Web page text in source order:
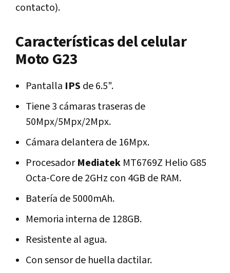
contacto).
Características del celular
Moto G23
Pantalla IPS de 6.5".
Tiene 3 cámaras traseras de
50Mpx/5Mpx/2Mpx.
Cámara delantera de 16Mpx.
ProcesadorMediatek MT6769Z Helio G85
Octa-Core de 2GHz con 4GB de RAM.
Batería de 5000mAh.
Memoria interna de 128GB.
Resistente al agua.
Con sensor de huella dactilar.